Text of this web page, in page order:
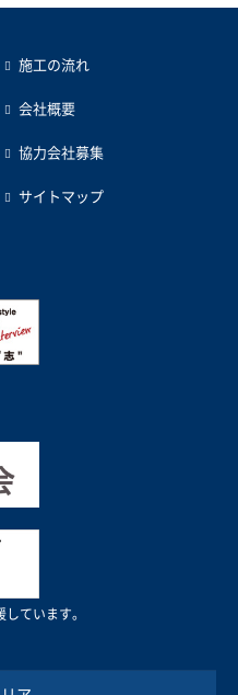
施工の流れ
会社概要
協力会社募集
サイトマップ
ています。